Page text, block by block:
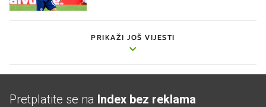
PRIKAŽI JOŠ VIJESTI
Pretplatite se na Index bez reklama